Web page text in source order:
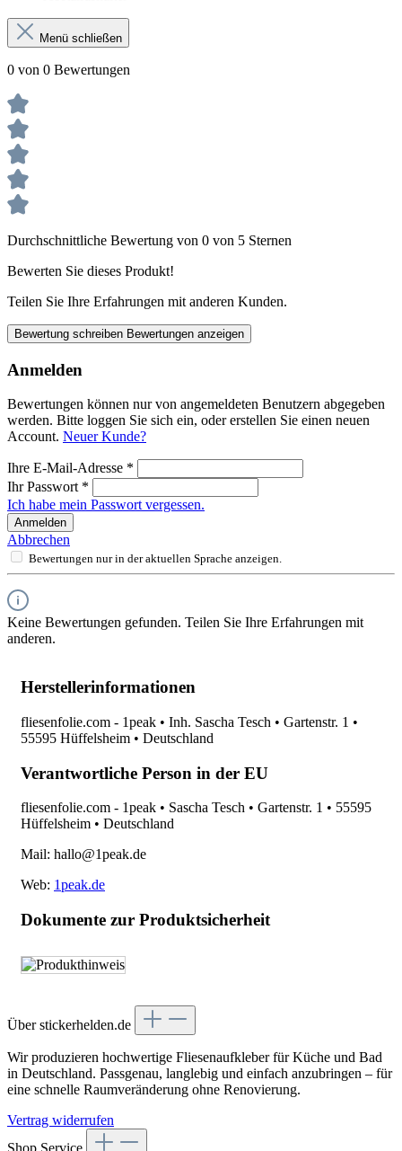
Menü schließen
0 von 0 Bewertungen
Durchschnittliche Bewertung von 0 von 5 Sternen
Bewerten Sie dieses Produkt!
Teilen Sie Ihre Erfahrungen mit anderen Kunden.
Bewertung schreiben Bewertungen anzeigen
Anmelden
Bewertungen können nur von angemeldeten Benutzern abgegeben
werden. Bitte loggen Sie sich ein, oder erstellen Sie einen neuen
Account. Neuer Kunde?
Ihre E-Mail-Adresse *
Ihr Passwort *
Ich habe mein Passwort vergessen.
Anmelden
Abbrechen
Bewertungen nur in der aktuellen Sprache anzeigen.
Keine Bewertungen gefunden. Teilen Sie Ihre Erfahrungen mit
anderen.
Herstellerinformationen
fliesenfolie.com - 1peak • Inh. Sascha Tesch • Gartenstr. 1 •
55595 Hüffelsheim • Deutschland
Verantwortliche Person in der EU
fliesenfolie.com - 1peak • Sascha Tesch • Gartenstr. 1 • 55595
Hüffelsheim • Deutschland
Mail: hallo@1peak.de
Web: 1peak.de
Dokumente zur Produktsicherheit
Über stickerhelden.de
Wir produzieren hochwertige Fliesenaufkleber für Küche und Bad
in Deutschland. Passgenau, langlebig und einfach anzubringen – für
eine schnelle Raumveränderung ohne Renovierung.
Vertrag widerrufen
Shop Service